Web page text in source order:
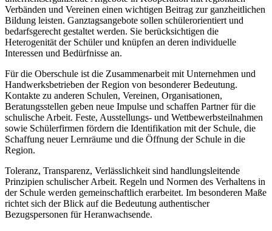
Verbänden und Vereinen einen wichtigen Beitrag zur ganzheitlichen
Bildung leisten. Ganztagsangebote sollen schülerorientiert und
bedarfsgerecht gestaltet werden. Sie berücksichtigen die
Heterogenität der Schüler und knüpfen an deren individuelle
Interessen und Bedürfnisse an.
Für die Oberschule ist die Zusammenarbeit mit Unternehmen und
Handwerksbetrieben der Region von besonderer Bedeutung.
Kontakte zu anderen Schulen, Vereinen, Organisationen,
Beratungsstellen geben neue Impulse und schaffen Partner für die
schulische Arbeit. Feste, Ausstellungs- und Wettbewerbsteilnahmen
sowie Schülerfirmen fördern die Identifikation mit der Schule, die
Schaffung neuer Lernräume und die Öffnung der Schule in die
Region.
Toleranz, Transparenz, Verlässlichkeit sind handlungsleitende
Prinzipien schulischer Arbeit. Regeln und Normen des Verhaltens in
der Schule werden gemeinschaftlich erarbeitet. Im besonderen Maße
richtet sich der Blick auf die Bedeutung authentischer
Bezugspersonen für Heranwachsende.